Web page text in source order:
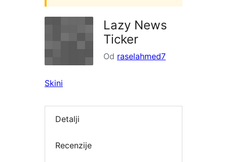
Lazy News
Ticker
Od raselahmed7
Skini
Detalji
Recenzije